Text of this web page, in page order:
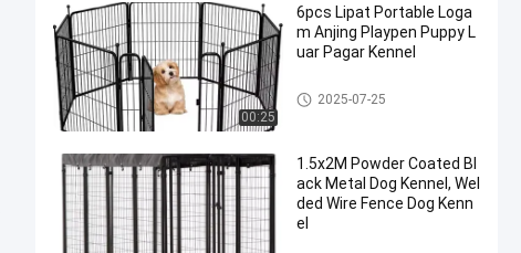
00:25
6pcs Lipat Portable Loga
m Anjing Playpen Puppy L
uar Pagar Kennel
Kandang anjing baja
2025-07-25
1.5x2M Powder Coated Bl
ack Metal Dog Kennel, Wel
ded Wire Fence Dog Kenn
el